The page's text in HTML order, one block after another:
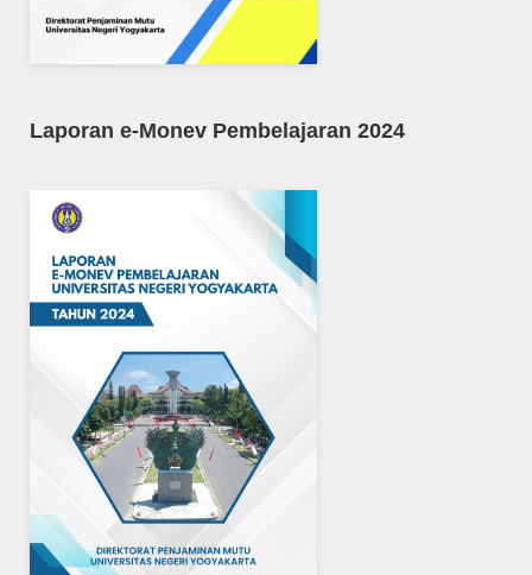
Laporan e-Monev Pembelajaran 2024